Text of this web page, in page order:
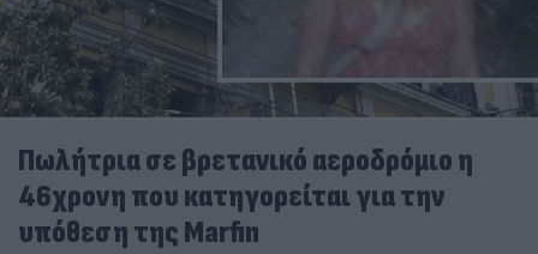
Πωλήτρια σε βρετανικό αεροδρόμιο η
46χρονη που κατηγορείται για την
υπόθεση της Marfin